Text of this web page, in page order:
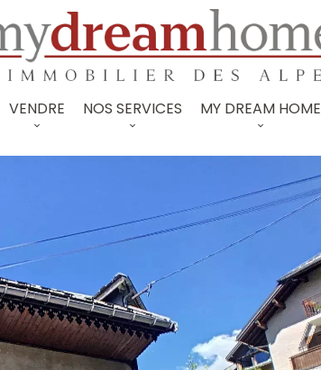
VENDRE NOS SERVICES MY DREAM HOME